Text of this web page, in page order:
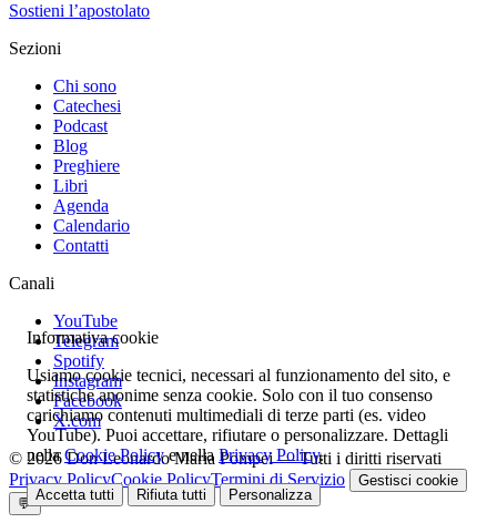
Sostieni l’apostolato
Sezioni
Chi sono
Catechesi
Podcast
Blog
Preghiere
Libri
Agenda
Calendario
Contatti
Canali
YouTube
Telegram
Spotify
Instagram
Facebook
X.com
© 2026 Don Leonardo Maria Pompei — Tutti i diritti riservati
Privacy PolicyCookie PolicyTermini di Servizio Gestisci cookie
Informativa cookie
Usiamo cookie tecnici, necessari al funzionamento del sito, e
statistiche anonime senza cookie. Solo con il tuo consenso
carichiamo contenuti multimediali di terze parti (es. video
YouTube). Puoi accettare, rifiutare o personalizzare. Dettagli
nellaCookie Policye nella Privacy Policy.
Accetta tutti Rifiuta tutti Personalizza
💬